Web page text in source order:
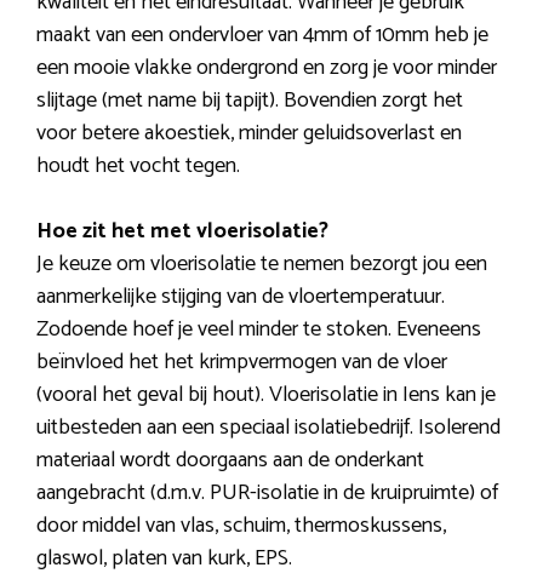
maakt van een ondervloer van 4mm of 10mm heb je
een mooie vlakke ondergrond en zorg je voor minder
slijtage (met name bij tapijt). Bovendien zorgt het
voor betere akoestiek, minder geluidsoverlast en
houdt het vocht tegen.
Hoe zit het met vloerisolatie?
Je keuze om vloerisolatie te nemen bezorgt jou een
aanmerkelijke stijging van de vloertemperatuur.
Zodoende hoef je veel minder te stoken. Eveneens
beïnvloed het het krimpvermogen van de vloer
(vooral het geval bij hout). Vloerisolatie in Iens kan je
uitbesteden aan een speciaal isolatiebedrijf. Isolerend
materiaal wordt doorgaans aan de onderkant
aangebracht (d.m.v. PUR-isolatie in de kruipruimte) of
door middel van vlas, schuim, thermoskussens,
glaswol, platen van kurk, EPS.